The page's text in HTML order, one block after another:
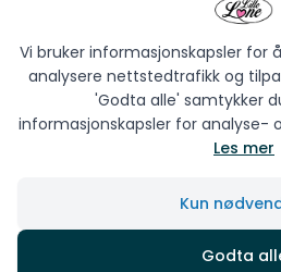
Strandgata 55,
Hamar
Siden driftes av
Vi bruker informasjonskapsler for
analysere nettstedtrafikk og
'Godta alle' samtykker
informasjonskapsler for analyse-
Les mer
Kun
Godta